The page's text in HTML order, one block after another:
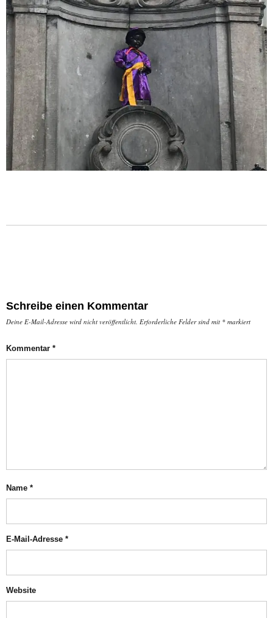
Schreibe einen Kommentar
Deine E-Mail-Adresse wird nicht veröffentlicht. Erforderliche Felder sind mit * markiert
Kommentar *
Name *
E-Mail-Adresse *
Website